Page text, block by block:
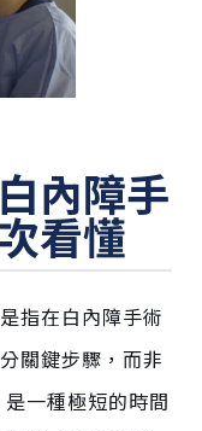
內障手
看懂
指在白內障手術
關鍵步驟，而非
一種極短的時間